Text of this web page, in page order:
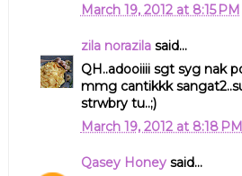
March 19, 2012 at 8:15 PM
zila norazilasaid...
QH..adooiiii sgt syg nak
mmg cantikkk
strwbry tu..;)
March 19, 2012 at 8:18 PM
Qasey Honeysaid...